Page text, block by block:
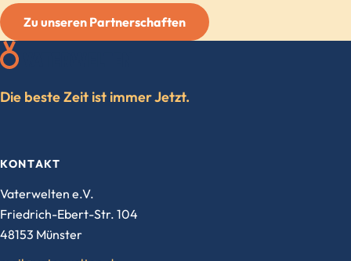
Zu unseren Partnerschaften
Die beste Zeit ist immer Jetzt.
KONTAKT
Vaterwelten e.V.
Friedrich-Ebert-Str. 104
48153 Münster